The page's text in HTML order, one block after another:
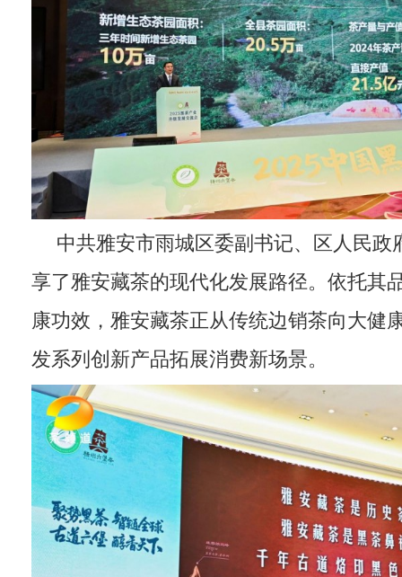
中共雅安市雨城区委副书记、区人民政
享了雅安藏茶的现代化发展路径。依托其
康功效，雅安藏茶正从传统边销茶向大健
发系列创新产品拓展消费新场景。